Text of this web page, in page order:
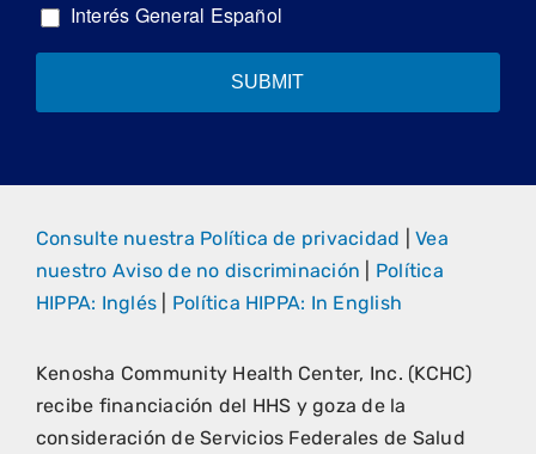
Interés General Español
SUBMIT
Consulte nuestra Política de privacidad |Vea
nuestro Aviso de no discriminación
Política
HIPPA: Inglés
Política HIPPA: In English
Kenosha Community Health Center, Inc. (KCHC)
recibe financiación del HHS y goza de la
consideración de Servicios Federales de Salud